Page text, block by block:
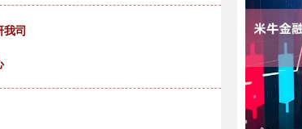
我司